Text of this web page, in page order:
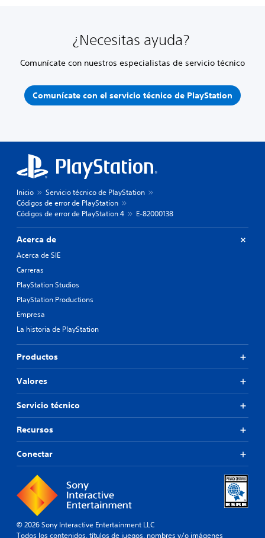
¿Necesitas ayuda?
Comunícate con nuestros especialistas de servicio técnico
Comunícate con el servicio técnico de PlayStation
Inicio
Servicio técnico de PlayStation
Códigos de error de PlayStation
Códigos de error de PlayStation 4
E-82000138
Acerca de
Acerca de SIE
Carreras
PlayStation Studios
PlayStation Productions
Empresa
La historia de PlayStation
Productos
Valores
Servicio técnico
Recursos
Conectar
© 2026 Sony Interactive Entertainment LLC
Todos los contenidos, títulos de juegos, nombres y/o imágenes